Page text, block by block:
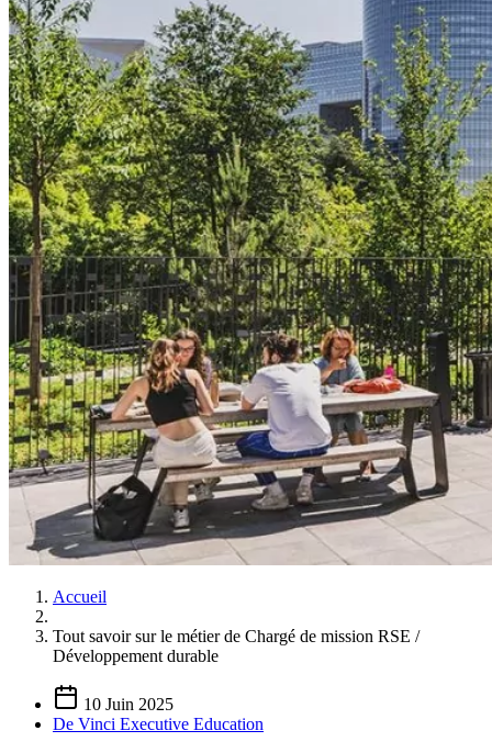
Accueil
Tout savoir sur le métier de Chargé de mission RSE /
Développement durable
10 Juin 2025
De Vinci Executive Education